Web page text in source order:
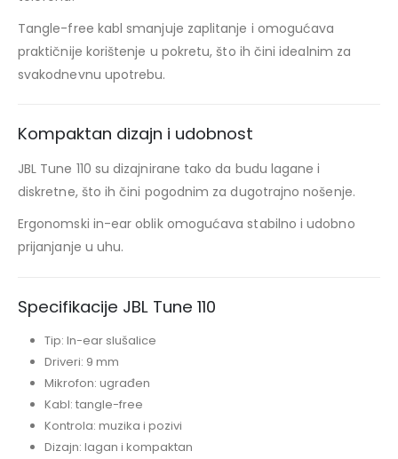
Tangle-free kabl smanjuje zaplitanje i omogućava
praktičnije korištenje u pokretu, što ih čini idealnim za
svakodnevnu upotrebu.
Kompaktan dizajn i udobnost
JBL Tune 110 su dizajnirane tako da budu lagane i
diskretne, što ih čini pogodnim za dugotrajno nošenje.
Ergonomski in-ear oblik omogućava stabilno i udobno
prijanjanje u uhu.
Specifikacije JBL Tune 110
Tip: In-ear slušalice
Driveri: 9 mm
Mikrofon: ugrađen
Kabl: tangle-free
Kontrola: muzika i pozivi
Dizajn: lagan i kompaktan